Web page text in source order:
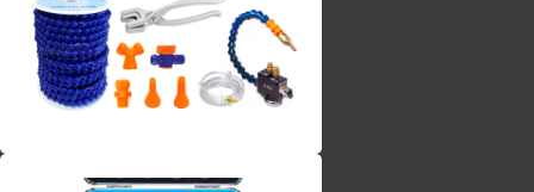
Винты torx